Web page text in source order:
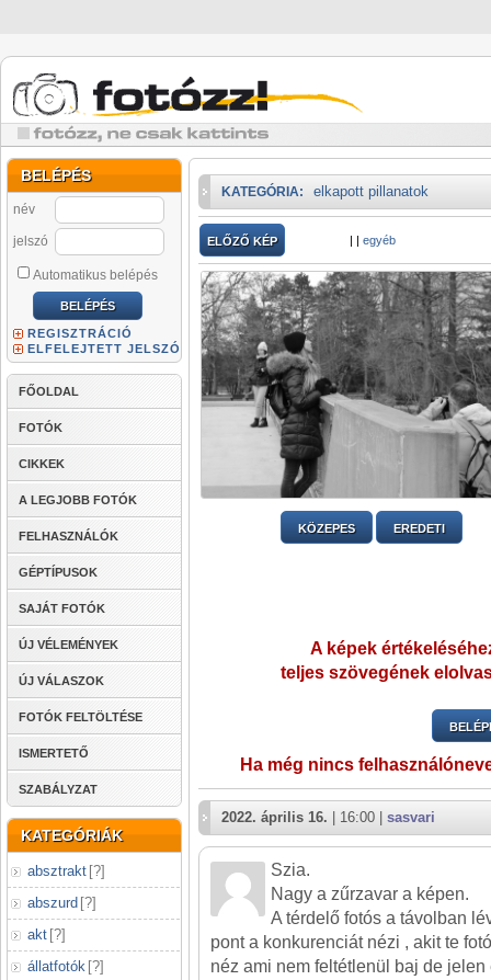
BELÉPÉS
név
jelszó
Automatikus belépés
REGISZTRÁCIÓ
ELFELEJTETT JELSZÓ
FŐOLDAL
FOTÓK
CIKKEK
A LEGJOBB FOTÓK
FELHASZNÁLÓK
GÉPTÍPUSOK
SAJÁT FOTÓK
ÚJ VÉLEMÉNYEK
ÚJ VÁLASZOK
FOTÓK FELTÖLTÉSE
ISMERTETŐ
SZABÁLYZAT
KATEGÓRIÁK
absztrakt [?]
abszurd [?]
akt [?]
állatfotók [?]
KATEGÓRIA: elkapott pillanatok
ELŐZŐ KÉP | | egyéb
KÖZEPES EREDETI
A képek
teljes szövegének
Ha még nincs
2022. április 16. | 16:00 | sasvari
Szia.
Nagy a zűrzavar a képen.
A térdelő fotós a távolban
pont a konkurenciát nézi , akit te
néz ami nem feltétlenül baj de